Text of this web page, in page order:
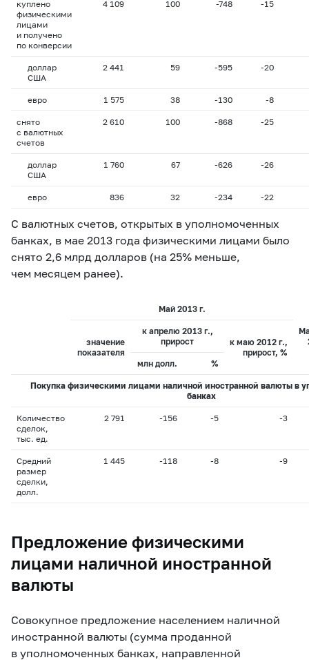
куплено
физическими
лицами
и получено
по конверсии
4 109 100 -748 -15
доллар
США
2 441 59 -595 -20
евро 1 575 38 -130 -8
снято
с валютных
счетов
2 610 100 -868 -25
доллар
США
1 760 67 -626 -26
евро 836 32 -234 -22
С валютных счетов, открытых в уполномоченных
банках, в мае 2013 года физическими лицами было
снято 2,6 млрд долларов (на 25% меньше,
чем месяцем ранее).
Май 2013 г.
значение
показателя
к апрелю 2013 г.,
прирост
к маю 2012 г.,
прирост, %
млн долл.
%
Покупка физическими лицами наличной иностранной валюты в
банках
Количество
сделок,
тыс. ед.
2 791 -156 -5 -3
Средний
размер
сделки,
долл.
1 445 -118 -8 -9
Предложение физическими
лицами наличной иностранной
валюты
Совокупное предложение населением наличной
иностранной валюты (сумма проданной
в уполномоченных банках, направленной